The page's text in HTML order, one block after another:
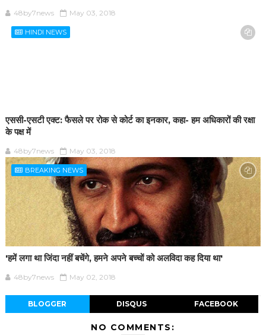
48by7news May 03, 2018
HINDI NEWS
एससी-एसटी एक्ट: फैसले पर रोक से कोर्ट का इनकार, कहा- हम अधिकारों की रक्षा
के पक्ष में
48by7news May 03, 2018
BREAKING NEWS
'हमें लगा था जिंदा नहीं बचेंगे, हमने अपने बच्चों को अलविदा कह दिया था'
48by7news May 02, 2018
BLOGGER DISQUS FACEBOOK
NO COMMENTS: